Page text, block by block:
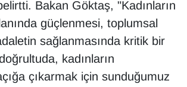
Bakan Göktaş, "Kadınların
güçlenmesi, toplumsal
sağlanmasında kritik bir
kadınların
çıkarmak için sunduğumuz